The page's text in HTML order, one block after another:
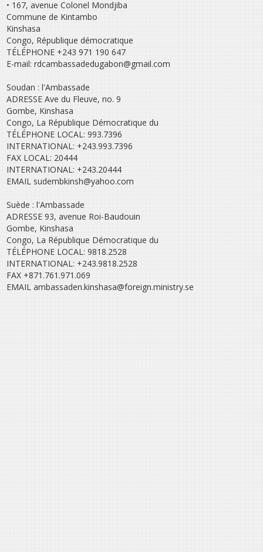
• 167, avenue Colonel Mondjiba
Commune de Kintambo
Kinshasa
Congo, République démocratique
TÉLÉPHONE +243 971 190 647
E-mail: rdcambassadedugabon@gmail.com
Soudan : l'Ambassade
ADRESSE Ave du Fleuve, no. 9
Gombe, Kinshasa
Congo, La République Démocratique du
TÉLÉPHONE LOCAL: 993.7396
INTERNATIONAL: +243.993.7396
FAX LOCAL: 20444
INTERNATIONAL: +243.20444
EMAIL sudembkinsh@yahoo.com
Suède : l'Ambassade
ADRESSE 93, avenue Roi-Baudouin
Gombe, Kinshasa
Congo, La République Démocratique du
TÉLÉPHONE LOCAL: 9818.2528
INTERNATIONAL: +243.9818.2528
FAX +871.761.971.069
EMAIL ambassaden.kinshasa@foreign.ministry.se